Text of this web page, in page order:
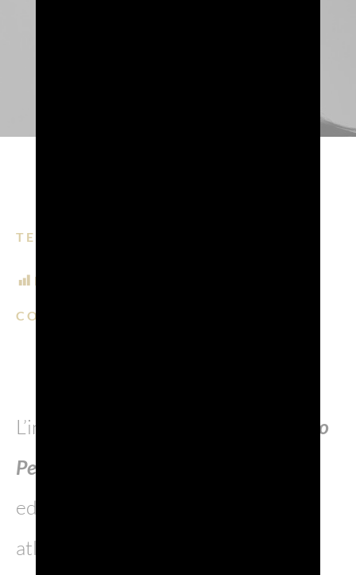
TEMPO DI LETTURA: 5 MIN.
POST VIEWS:
CONDIVIDI SU:
L’iniziativa di solidarietà di
Calendario
Perazza
edizione. Anche quest’anno, infatti,
atlete e atleti di